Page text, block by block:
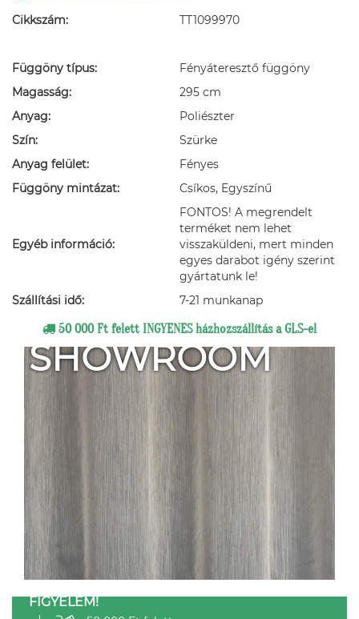
Cikkszám: TT1099970
Függöny típus:
Fényáteresztő függöny
Magasság:
295 cm
Anyag:
Poliészter
Szín:
Szürke
Anyag felület:
Fényes
Függöny mintázat:
Csíkos, Egyszínű
Egyéb információ:
FONTOS! A megrendelt
terméket nem lehet
visszaküldeni, mert minden
egyes darabot igény szerint
gyártatunk le!
Szállítási idő:
7-21 munkanap
50 000 Ft felett INGYENES házhozszállítás a GLS-el
SHOWROOM
FIGYELEM!